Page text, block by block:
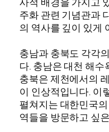
주화 관련 기념관과
의 역사를 깊이 있게
충남과 충북도 각각
다. 충남은 대천 해
충북은 제천에서의
이 인상적입니다. 이
펼쳐지는 대한민국
역들을 방문하고 싶